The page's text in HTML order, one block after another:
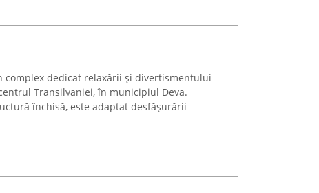
complex dedicat relaxării și divertismentului
Transilvaniei, în municipiul Deva.
închisă, este adaptat desfășurării